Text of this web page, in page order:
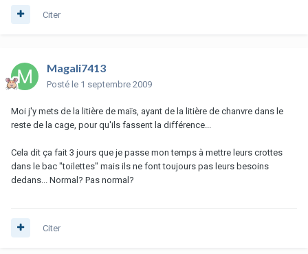
Citer
Magali7413
Posté le 1 septembre 2009
Moi j'y mets de la litière de maïs, ayant de la litière de chanvre dans le
reste de la cage, pour qu'ils fassent la différence...
Cela dit ça fait 3 jours que je passe mon temps à mettre leurs crottes
dans le bac "toilettes" mais ils ne font toujours pas leurs besoins
dedans... Normal? Pas normal?
Citer